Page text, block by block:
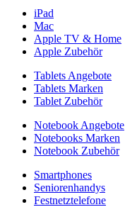
iPad
Mac
Apple TV & Home
Apple Zubehör
Tablets Angebote
Tablets Marken
Tablet Zubehör
Notebook Angebote
Notebooks Marken
Notebook Zubehör
Smartphones
Seniorenhandys
Festnetztelefone